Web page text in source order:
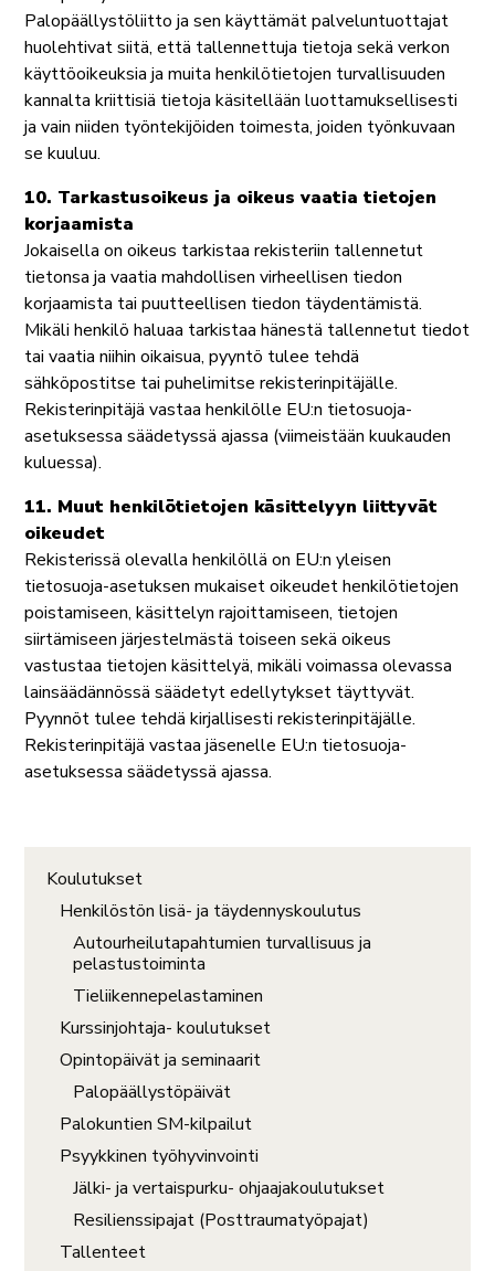
Palopäällystöliitto ja sen käyttämät palveluntuottajat
huolehtivat siitä, että tallennettuja tietoja sekä verkon
käyttöoikeuksia ja muita henkilötietojen turvallisuuden
kannalta kriittisiä tietoja käsitellään luottamuksellisesti
ja vain niiden työntekijöiden toimesta, joiden työnkuvaan
se kuuluu.
10. Tarkastusoikeus ja oikeus vaatia tietojen
korjaamista
Jokaisella on oikeus tarkistaa rekisteriin tallennetut
tietonsa ja vaatia mahdollisen virheellisen tiedon
korjaamista tai puutteellisen tiedon täydentämistä.
Mikäli henkilö haluaa tarkistaa hänestä tallennetut tiedot
tai vaatia niihin oikaisua, pyyntö tulee tehdä
sähköpostitse tai puhelimitse rekisterinpitäjälle.
Rekisterinpitäjä vastaa henkilölle EU:n tietosuoja-
asetuksessa säädetyssä ajassa (viimeistään kuukauden
kuluessa).
11. Muut henkilötietojen käsittelyyn liittyvät
oikeudet
Rekisterissä olevalla henkilöllä on EU:n yleisen
tietosuoja-asetuksen mukaiset oikeudet henkilötietojen
poistamiseen, käsittelyn rajoittamiseen, tietojen
siirtämiseen järjestelmästä toiseen sekä oikeus
vastustaa tietojen käsittelyä, mikäli voimassa olevassa
lainsäädännössä säädetyt edellytykset täyttyvät.
Pyynnöt tulee tehdä kirjallisesti rekisterinpitäjälle.
Rekisterinpitäjä vastaa jäsenelle EU:n tietosuoja-
asetuksessa säädetyssä ajassa.
Koulutukset
Henkilöstön lisä- ja täydennyskoulutus
Autourheilutapahtumien turvallisuus ja
pelastustoiminta
Tieliikennepelastaminen
Kurssinjohtaja- koulutukset
Opintopäivät ja seminaarit
Palopäällystöpäivät
Palokuntien SM-kilpailut
Psyykkinen työhyvinvointi
Jälki- ja vertaispurku- ohjaajakoulutukset
Resilienssipajat (Posttraumatyöpajat)
Tallenteet